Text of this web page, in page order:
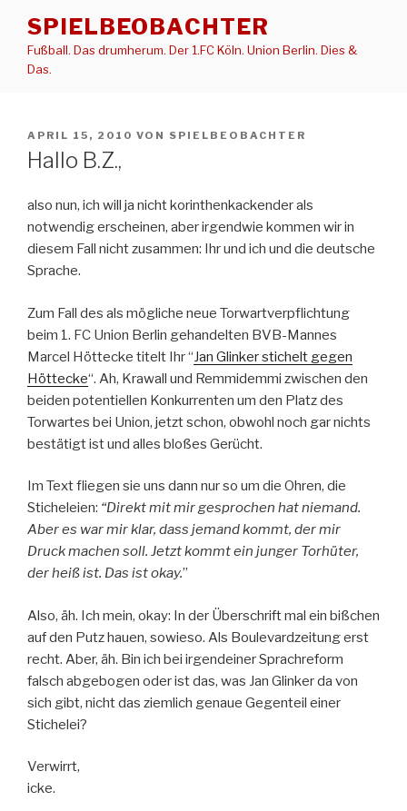
Inhalt
springen
SPIELBEOBACHTER
Fußball. Das drumherum. Der 1.FC Köln. Union Berlin. Dies &
Das.
VERÖFFENTLICHT
AM
APRIL 15, 2010 VON SPIELBEOBACHTER
Hallo B.Z.,
also nun, ich will ja nicht korinthenkackender als
notwendig erscheinen, aber irgendwie kommen wir in
diesem Fall nicht zusammen: Ihr und ich und die deutsche
Sprache.
Zum Fall des als mögliche neue Torwartverpflichtung
beim 1. FC Union Berlin gehandelten BVB-Mannes
Marcel Höttecke titelt Ihr “Jan Glinker stichelt gegen
Höttecke“. Ah, Krawall und Remmidemmi zwischen den
beiden potentiellen Konkurrenten um den Platz des
Torwartes bei Union, jetzt schon, obwohl noch gar nichts
bestätigt ist und alles bloßes Gerücht.
Im Text fliegen sie uns dann nur so um die Ohren, die
Sticheleien: “Direkt mit mir gesprochen hat niemand.
Aber es war mir klar, dass jemand kommt, der mir
Druck machen soll. Jetzt kommt ein junger Torhüter,
der heiß ist. Das ist okay.”
Also, äh. Ich mein, okay: In der Überschrift mal ein bißchen
auf den Putz hauen, sowieso. Als Boulevardzeitung erst
recht. Aber, äh. Bin ich bei irgendeiner Sprachreform
falsch abgebogen oder ist das, was Jan Glinker da von
sich gibt, nicht das ziemlich genaue Gegenteil einer
Stichelei?
Verwirrt,
icke.